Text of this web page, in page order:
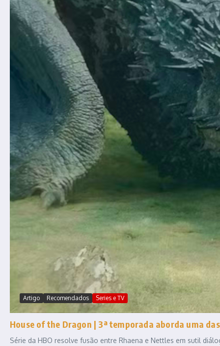
Artigo Recomendados Series e TV
House of the Dragon | 3ª temporada aborda uma
Série da HBO resolve fusão entre Rhaena e Nettles em sutil